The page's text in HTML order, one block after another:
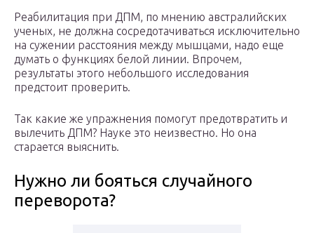
Реабилитация при ДПМ, по мнению австралийских
ученых, не должна сосредотачиваться исключительно
на сужении расстояния между мышцами, надо еще
думать о функциях белой линии. Впрочем,
результаты этого небольшого исследования
предстоит проверить.
Так какие же упражнения помогут предотвратить и
вылечить ДПМ? Науке это неизвестно. Но она
старается выяснить.
Нужно ли бояться случайного
переворота?